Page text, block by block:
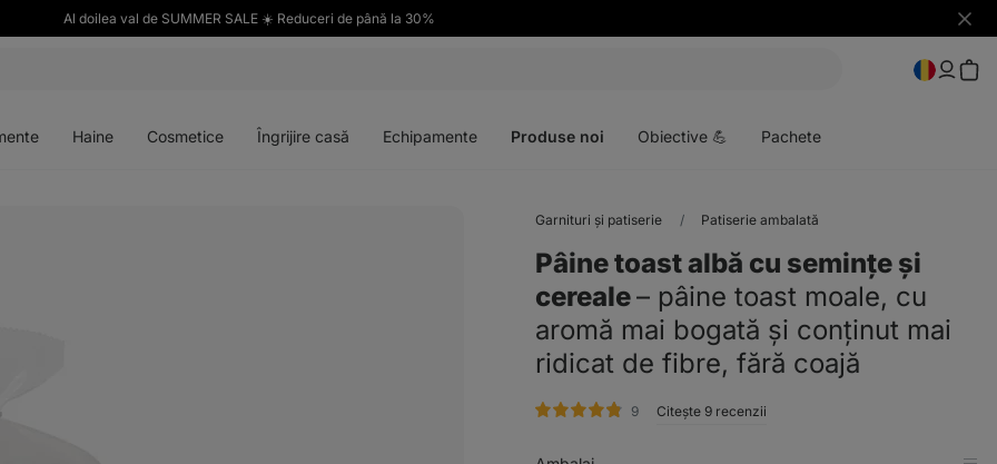
Al doilea val de SUMMER SALE ☀️ Reduceri de până la 30%
Haine Cosmetice Îngrijire casă Echipamente Produse noi Obiective 💪 Pachete
Garnituri și patiserie Patiserie ambalată
Pâine toast albă cu semințe și
cereale⁠–⁠ pâine toast moale, cu
aromă mai bogată și conținut mai
ridicat de fibre, fără coajă
9evaluare
Citește 9 recenzii